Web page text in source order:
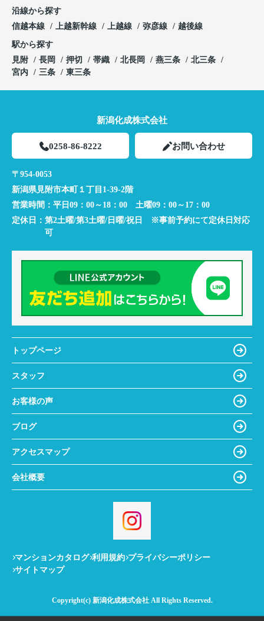
沿線から探す
信越本線
上越新幹線 上越線 弥彦線 越後線
駅から探す
見附
長岡 押切 帯織 北長岡 燕三条
北三条
宮内
三条 東三条
新潟化成株式会社
0258-86-8222 お問い合わせ
〒954-0053
新潟県見附市本町１丁目1-39-2階
営業時間： 平日09：00～18：00 土曜09：00～17：00
定休日： 第2土曜/第3土曜/日曜/祝日 ※事前予約にて定休日対応
可
トップページ
スタッフ
お客様の声
ブログ
アクセスマップ
会社概要
マンションカタログ 利用規約 プライバシーポリシー
サイトマップ
Copyright(c) 新潟化成株式会社 All Rights Reserved.